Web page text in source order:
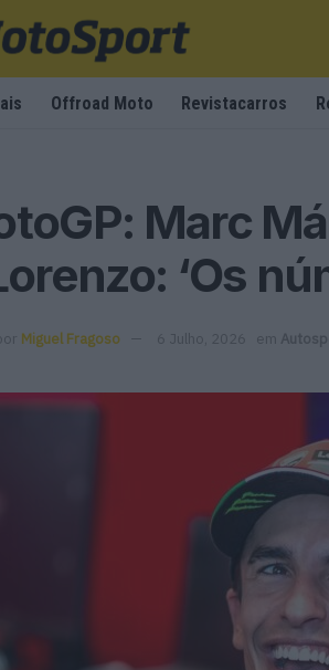
Offroad Moto Revistacarros
Marc
‘Os
Miguel Fragoso 6 Julho, 2026 em